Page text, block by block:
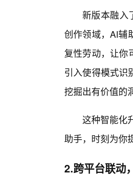
新版本融入
创作领域，AI辅
复性劳动，让你
引入使得模式识
挖掘出有价值的
这种智能化
助手，时刻为你
2.跨平台联动